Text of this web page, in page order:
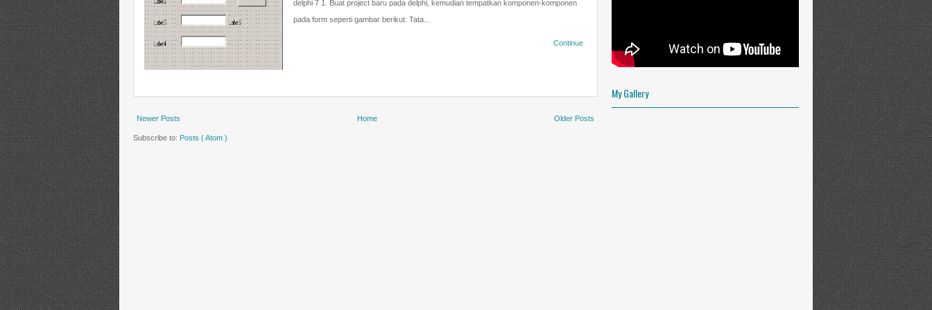
VIEW MY COMPLETE PROFILE
www.arifusan.esy.es. Powered by
delphi 7 1. Buat project baru pada delphi, kemudian tempatkan komponen-komponen
pada form seperti gambar berikut: Tata...
Continue
Newer Posts Older Posts
Home
Subscribe to: Posts ( Atom )
My Gallery